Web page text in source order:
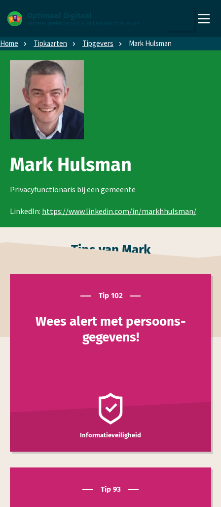
naar
de
homepage
Home Tipkaarten Tipgevers Mark Hulsman
Mark Hulsman
Privacyfunctionaris bij een gemeente
LinkedIn: https://www.linkedin.com/in/markhhulsman/
Tips van Mark
Tip 102
Wees alert met persoons­
gegevens!
Informatieveiligheid
Tip 93